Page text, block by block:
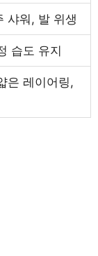
샤워, 발 위생
습도 유지
은 레이어링,